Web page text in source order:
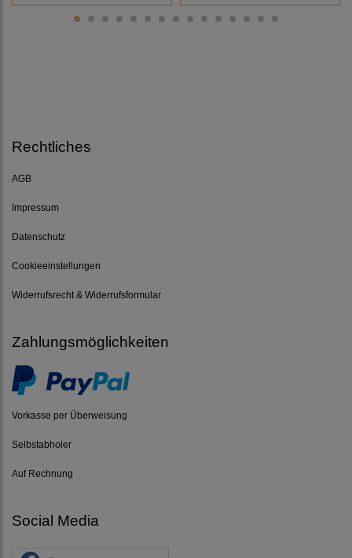
Rechtliches
AGB
Impressum
Datenschutz
Cookieeinstellungen
Widerrufsrecht & Widerrufsformular
Zahlungsmöglichkeiten
Vorkasse per Überweisung
Selbstabholer
Auf Rechnung
Social Media